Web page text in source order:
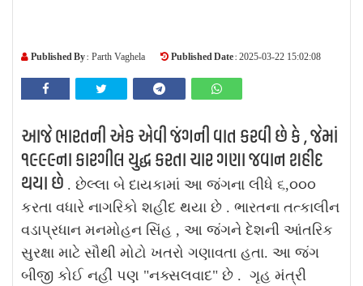
Published By : Parth Vaghela Published Date : 2025-03-22 15:02:08
આજે ભારતની એક એવી જંગની વાત કરવી છે કે , જેમાં
૧૯૯૯ના કારગીલ યુદ્ધ કરતા ચાર ગણા જવાન શહીદ
થયા છે . છેલ્લા બે દાયકામાં આ જંગના લીધે ૬,૦૦૦
કરતા વધારે નાગરિકો શહીદ થયા છે . ભારતના તત્કાલીન
વડાપ્રધાન મનમોહન સિંહ , આ જંગને દેશની આંતરિક
સુરક્ષા માટે સૌથી મોટો ખતરો ગણાવતા હતા. આ જંગ
બીજી કોઈ નહીં પણ "નક્સલવાદ" છે . ગૃહ મંત્રી